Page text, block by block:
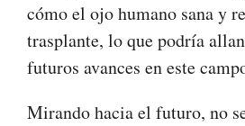
cómo el ojo humano sana y
trasplante, lo que podría
futuros avances en este
Mirando hacia el futuro, no